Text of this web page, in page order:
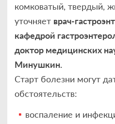
комковатый, твердый,
уточняет врач-
кафедрой
доктор медицинских
Минушкин.
Старт болезни могут
обстоятельств:
воспаление и